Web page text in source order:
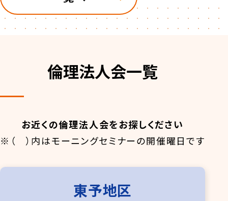
倫理法人会一覧
お近くの倫理法人会をお探しください
※（ ）内はモーニングセミナーの開催曜日です
東予地区